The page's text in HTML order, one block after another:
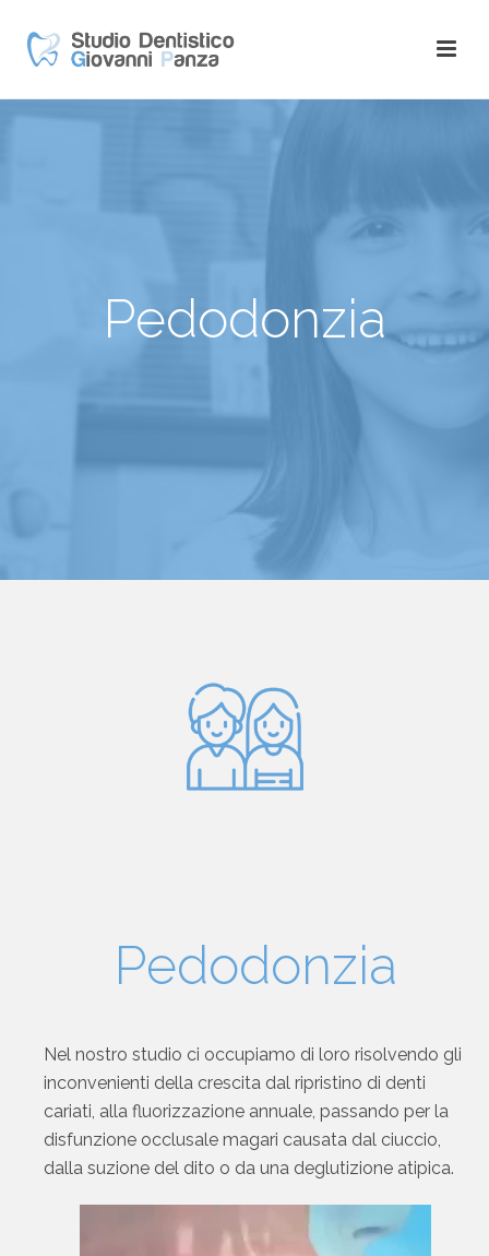
Pedodonzia
Pedodonzia
Nel nostro studio ci occupiamo di loro risolvendo gli
inconvenienti della crescita dal ripristino di denti
cariati, alla fluorizzazione annuale, passando per la
disfunzione occlusale magari causata dal ciuccio,
dalla suzione del dito o da una deglutizione atipica.